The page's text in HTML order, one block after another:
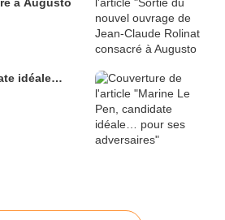
idéale…